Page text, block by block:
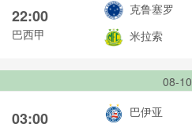
22:00
巴西甲
克鲁塞罗
米拉索
08-10
03:00
巴伊亚